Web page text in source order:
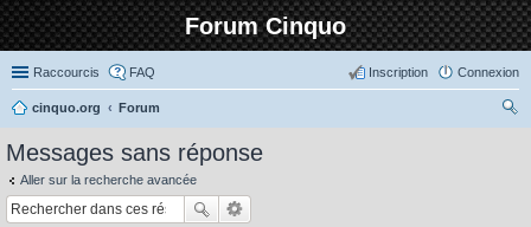
Forum Cinquo
Raccourcis FAQ Connexion
Inscription
cinquo.org
Forum
Messages sans réponse
Aller sur la recherche avancée